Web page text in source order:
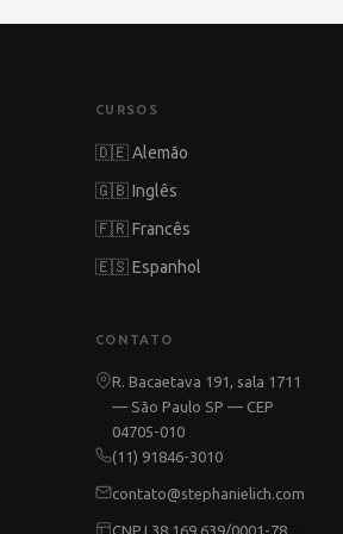
CURSOS
🇩🇪 Alemão
🇬🇧 Inglês
🇫🇷 Francês
🇪🇸 Espanhol
CONTATO
R. Bacaetava 191, sala 1711
— São Paulo SP — CEP
04705-010
(11) 91846-3010
contato@stephanielich.com